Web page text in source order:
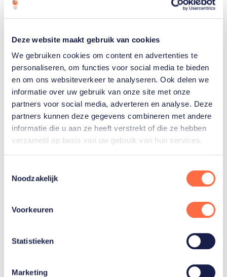
Deze website maakt gebruik van cookies
We gebruiken cookies om content en advertenties te
personaliseren, om functies voor social media te bieden
en om ons websiteverkeer te analyseren. Ook delen we
informatie over uw gebruik van onze site met onze
partners voor social media, adverteren en analyse. Deze
partners kunnen deze gegevens combineren met andere
informatie die u aan ze heeft verstrekt of die ze hebben
verzameld op basis van uw gebruik van hun services.
Noodzakelijk
Voorkeuren
Statistieken
Marketing
Lees meer opKNWU.nl
handbiken, bewegingswetenschapper én
nieuwste project is het meest ambitieuze tot